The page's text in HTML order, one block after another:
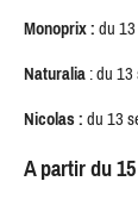
Monoprix :du
Naturalia: du
Nicolas :du 13
A partir du